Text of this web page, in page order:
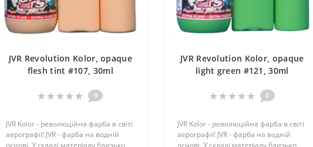
JVR Revolution Kolor, opaque
flesh tint #107, 30ml
0
JVR Kolor - революційна фарба в світі
аерографії! JVR - фарба на водній
основі. У складі матеріалу близько
JVR Revolution Kolor, opaque
light green #121, 30ml
0
JVR Kolor - революційна фарба в світі
аерографії! JVR - фарба на водній
основі. У складі матеріалу близько